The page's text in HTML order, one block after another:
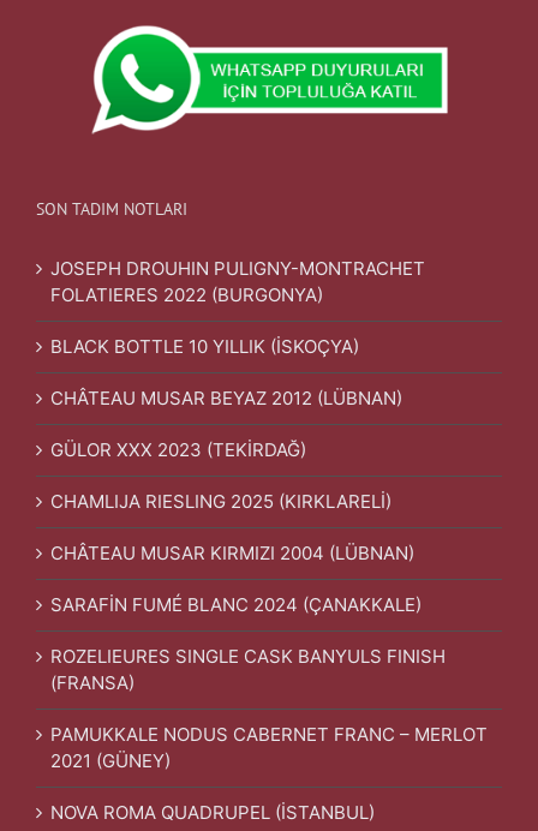
SON TADIM NOTLARI
JOSEPH DROUHIN PULIGNY-MONTRACHET
FOLATIERES 2022 (BURGONYA)
BLACK BOTTLE 10 YILLIK (İSKOÇYA)
CHÂTEAU MUSAR BEYAZ 2012 (LÜBNAN)
GÜLOR XXX 2023 (TEKİRDAĞ)
CHAMLIJA RIESLING 2025 (KIRKLARELİ)
CHÂTEAU MUSAR KIRMIZI 2004 (LÜBNAN)
SARAFİN FUMÉ BLANC 2024 (ÇANAKKALE)
ROZELIEURES SINGLE CASK BANYULS FINISH
(FRANSA)
PAMUKKALE NODUS CABERNET FRANC – MERLOT
2021 (GÜNEY)
NOVA ROMA QUADRUPEL (İSTANBUL)